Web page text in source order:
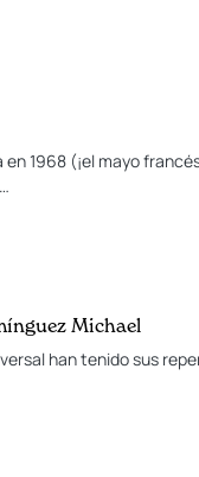
1968 (¡el mayo
Michael
han tenido sus